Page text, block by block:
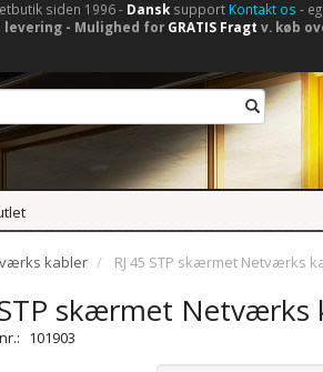
siden 1996 - Dansksupport Kontakt os -
levering - Mulighed for GRATIS Fragt v. køb
kabler RJ 45 STP skærmet Netværks
STP skærmet Netværks
101903